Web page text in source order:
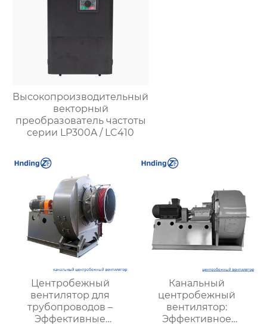
Высокопроизводительный
векторный
преобразователь частоты
серии LP300A / LC410
Центробежный
вентилятор для
трубопроводов –
Эффективные
Канальный
центробежный
вентилятор:
Эффективное